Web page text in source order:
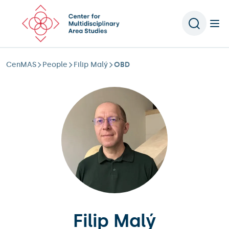
Scroll to content
CenMAS People Filip Malý OBD
Filip Malý